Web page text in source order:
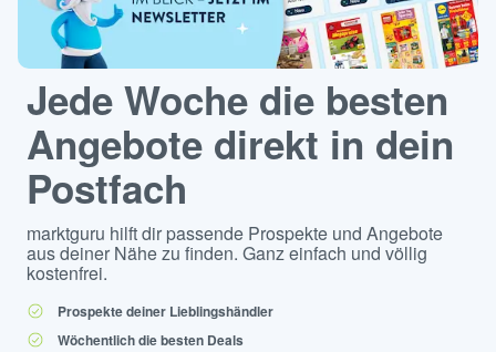
Jede Woche die besten
Angebote direkt in dein
Postfach
marktguru hilft dir passende Prospekte und Angebote
aus deiner Nähe zu finden. Ganz einfach und völlig
kostenfrei.
Prospekte deiner Lieblingshändler
Wöchentlich die besten Deals